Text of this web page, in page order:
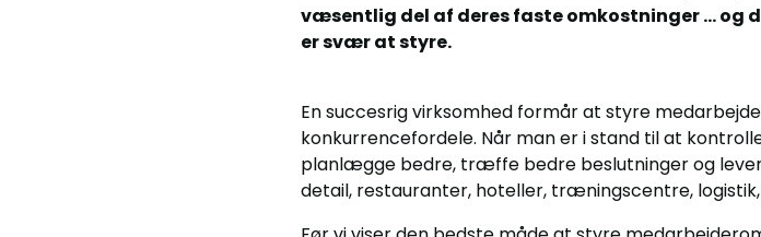
væsentlig del af deres faste omkostninger … og
er svær at styre.
En succesrig virksomhed formår at styre
konkurrencefordele. Når man er i stand til at
planlægge bedre, træffe bedre beslutninger og
detail, restauranter, hoteller, træningscentre,